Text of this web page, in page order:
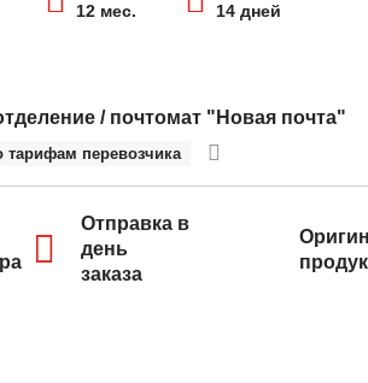
12 мес.
14 дней
/ почтомат "Новая почта"
тарифам перевозчика
Отправка в
день
заказа